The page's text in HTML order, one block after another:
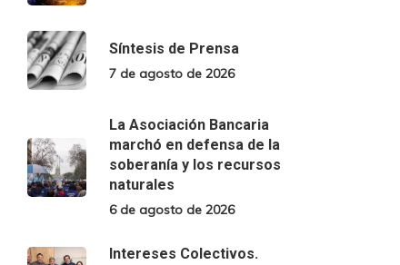
Síntesis de Prensa
7 de agosto de 2026
La Asociación Bancaria
marchó en defensa de la
soberanía y los recursos
naturales
6 de agosto de 2026
Intereses Colectivos.